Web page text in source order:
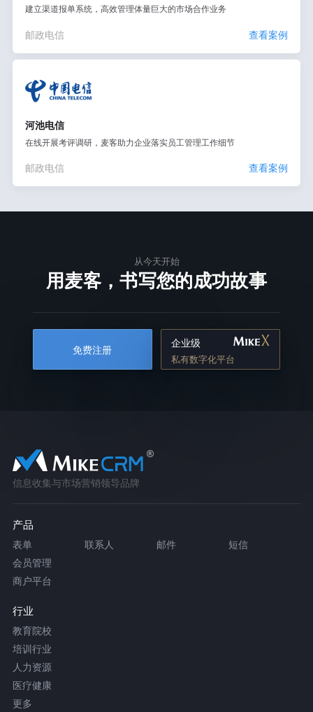
建立渠道报单系统，高效管理体量巨大的市场合作业务
邮政电信 查看案例
河池电信
在线开展考评调研，麦客助力企业落实员工管理工作细节
邮政电信 查看案例
从今天开始
用麦客，书写您的成功故事
免费注册
企业级
私有数字化平台
信息收集与市场营销领导品牌
产品
表单 联系人 邮件
短信
会员管理
商户平台
行业
教育院校
培训行业
人力资源
医疗健康
更多